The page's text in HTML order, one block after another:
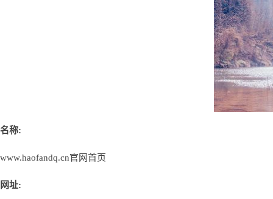
名称:
www.haofandq.cn官网首页
网址: